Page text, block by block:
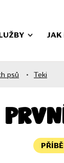
JAK
psů • Teki